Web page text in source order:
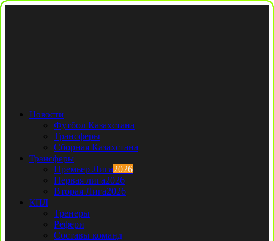
Новости
Футбол Казахстана
Трансферы
Сборная Казахстана
Трансферы
Премьер Лига2026
Первая лига2026
Вторая Лига2026
КПЛ
Тренеры
Рефери
Составы команд